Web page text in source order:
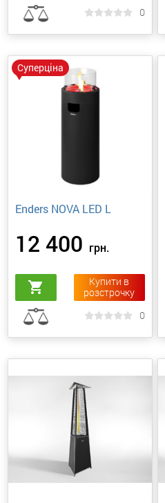
0
Суперціна
Enders NOVA LED L
12 400 грн.
shopping_cart
Купити в
розстрочку
0